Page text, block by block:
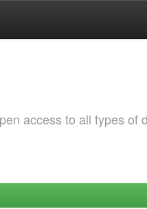
access to all types of